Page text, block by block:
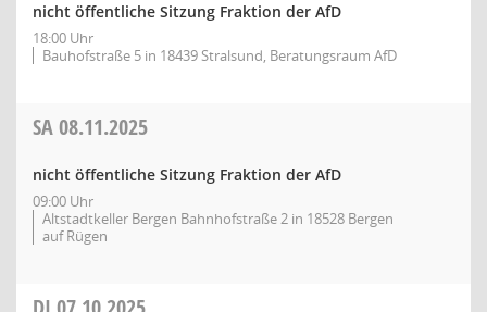
nicht öffentliche Sitzung Fraktion der AfD
18:00 Uhr
Bauhofstraße 5 in 18439 Stralsund, Beratungsraum AfD
SA08.11.2025
nicht öffentliche Sitzung Fraktion der AfD
09:00 Uhr
Altstadtkeller Bergen Bahnhofstraße 2 in 18528 Bergen
auf Rügen